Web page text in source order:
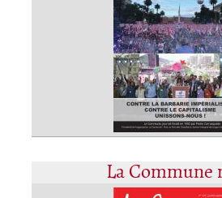
La Commune